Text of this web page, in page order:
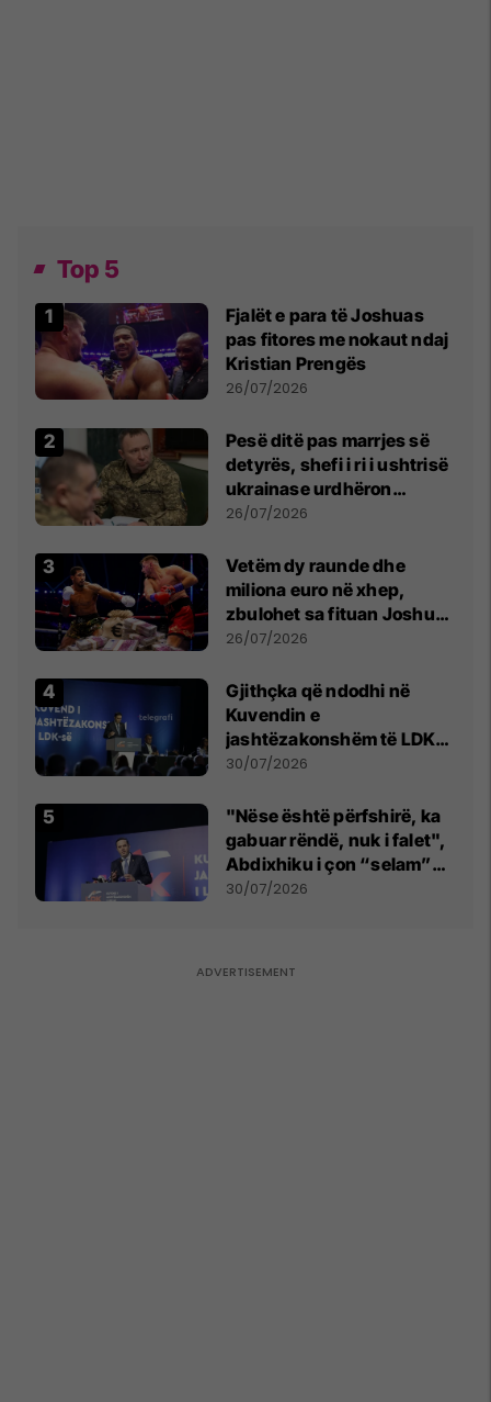
Top 5
Fjalët e para të Joshuas
pas fitores me nokaut ndaj
Kristian Prengës
26/07/2026
Pesë ditë pas marrjes së
detyrës, shefi i ri i ushtrisë
ukrainase urdhëron
kontroll të madh
26/07/2026
Vetëm dy raunde dhe
miliona euro në xhep,
zbulohet sa fituan Joshua
e Prenga
26/07/2026
Gjithçka që ndodhi në
Kuvendin e
jashtëzakonshëm të LDK-
së
30/07/2026
"Nëse është përfshirë, ka
gabuar rëndë, nuk i falet",
Abdixhiku i çon “selam”
Përparim Ramës
30/07/2026